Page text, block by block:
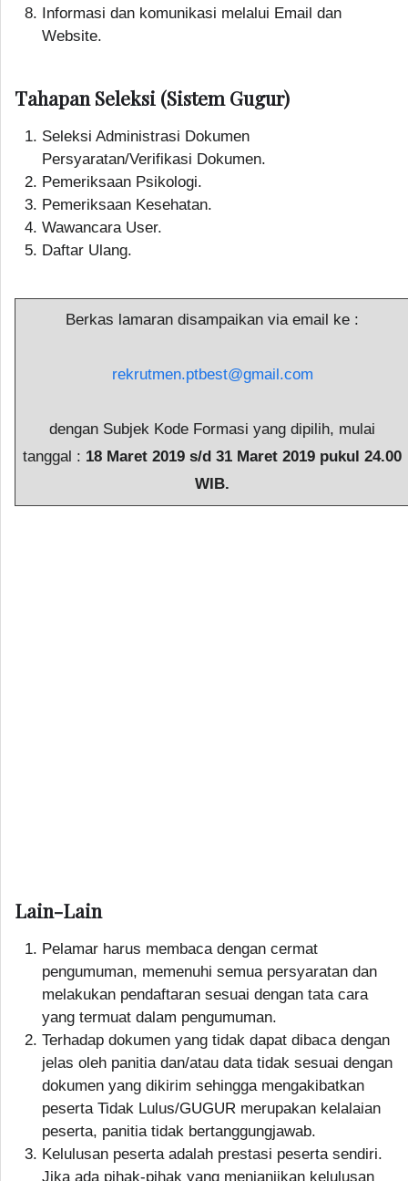
Informasi dan komunikasi melalui Email dan
Website.
Tahapan Seleksi (Sistem Gugur)
Seleksi Administrasi Dokumen
Persyaratan/Verifikasi Dokumen.
Pemeriksaan Psikologi.
Pemeriksaan Kesehatan.
Wawancara User.
Daftar Ulang.
Berkas lamaran disampaikan via email ke :
rekrutmen.ptbest@gmail.com
dengan Subjek Kode Formasi yang dipilih, mulai
tanggal : 18 Maret 2019 s/d 31 Maret 2019 pukul 24.00
WIB.
Lain-Lain
Pelamar harus membaca dengan cermat
pengumuman, memenuhi semua persyaratan dan
melakukan pendaftaran sesuai dengan tata cara
yang termuat dalam pengumuman.
Terhadap dokumen yang tidak dapat dibaca dengan
jelas oleh panitia dan/atau data tidak sesuai dengan
dokumen yang dikirim sehingga mengakibatkan
peserta Tidak Lulus/GUGUR merupakan kelalaian
peserta, panitia tidak bertanggungjawab.
Kelulusan peserta adalah prestasi peserta sendiri.
Jika ada pihak-pihak yang menjanjikan kelulusan